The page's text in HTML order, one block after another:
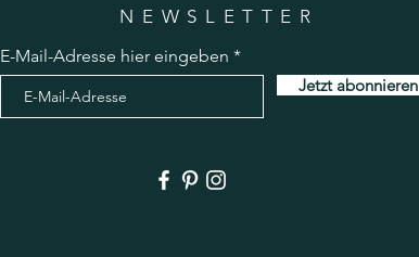
NEWSLETTER
E-Mail-Adresse hier eingeben
Jetzt abonnieren